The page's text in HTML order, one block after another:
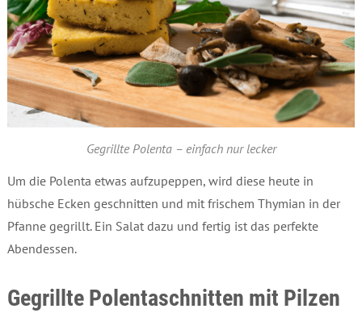
Gegrillte Polenta – einfach nur lecker
Um die Polenta etwas aufzupeppen, wird diese heute in
hübsche Ecken geschnitten und mit frischem Thymian in der
Pfanne gegrillt. Ein Salat dazu und fertig ist das perfekte
Abendessen.
Gegrillte Polentaschnitten mit Pilzen